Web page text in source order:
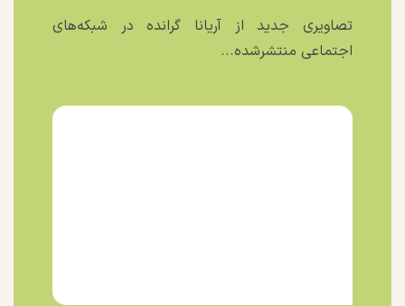
تصاویری جدید از آریانا گرانده در شبکه‌های
اجتماعی منتشرشده...